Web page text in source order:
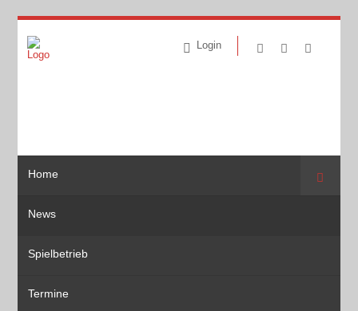
Login
Home
News
Spielbetrieb
Termine
Suche